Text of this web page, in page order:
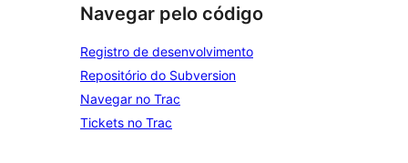
Navegar pelo código
Registro de desenvolvimento
Repositório do Subversion
Navegar no Trac
Tickets no Trac